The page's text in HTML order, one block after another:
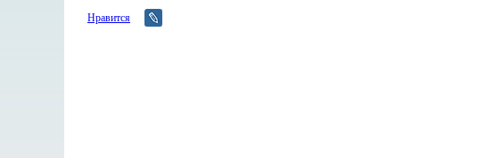
Нравится